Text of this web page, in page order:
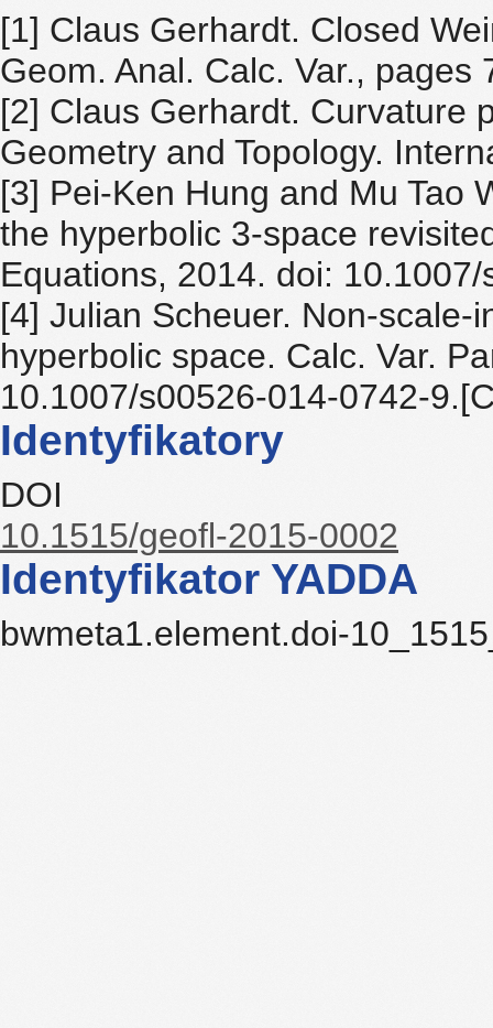
[1] Claus Gerhardt. Closed
Geom. Anal. Calc. Var., pages
[2] Claus Gerhardt. Curvature
Geometry and Topology.
[3] Pei-Ken Hung and Mu Tao
the hyperbolic 3-space
Equations, 2014. doi:
[4] Julian Scheuer. Non-
hyperbolic space. Calc. Var.
10.1007/s00526-014-0742-
Identyfikatory
DOI
10.1515/geofl-2015-0002
Identyfikator YADDA
bwmeta1.element.doi-